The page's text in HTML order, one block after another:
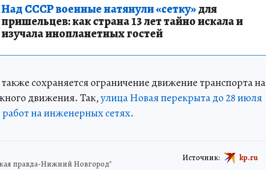
Над СССР военные натянули «сетку»для
пришельцев: как страна 13 лет тайно искала и
изучала инопланетных гостей
сохраняется ограничение движение транспорта на
движения. Так,улица Новая перекрыта до 28 июля
на инженерных сетях.
правда-Нижний Новгород"
Источник: kp.ru